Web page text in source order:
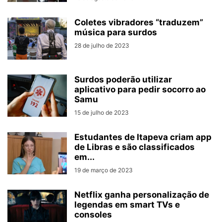
Coletes vibradores “traduzem”
música para surdos
28 de julho de 2023
Surdos poderão utilizar
aplicativo para pedir socorro ao
Samu
15 de julho de 2023
Estudantes de Itapeva criam app
de Libras e são classificados
em...
19 de março de 2023
Netflix ganha personalização de
legendas em smart TVs e
consoles